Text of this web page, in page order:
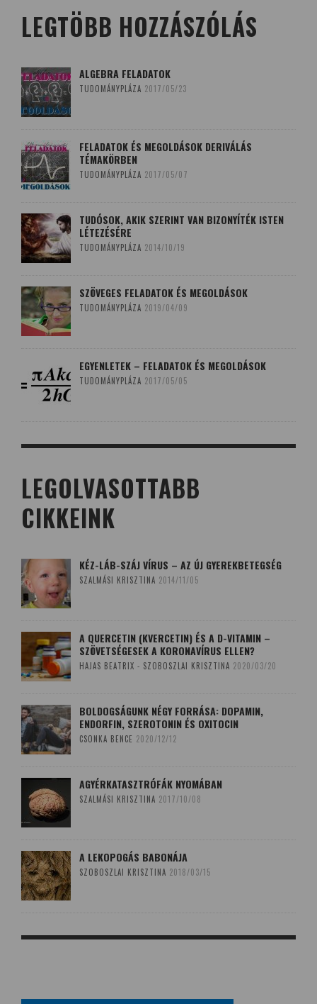
LEGTÖBB HOZZÁSZÓLÁS
ALGEBRA FELADATOK
TUDOMÁNYPLÁZA 2017/05/23
FELADATOK ÉS MEGOLDÁSOK DERIVÁLÁS
TÉMAKÖRBEN
TUDOMÁNYPLÁZA 2017/05/07
TUDÓSOK, AKIK SZERINT VAN BIZONYÍTÉK ISTEN
LÉTEZÉSÉRE
TUDOMÁNYPLÁZA 2014/10/19
SZÖVEGES FELADATOK ÉS MEGOLDÁSOK
TUDOMÁNYPLÁZA 2019/04/09
EGYENLETEK – FELADATOK ÉS MEGOLDÁSOK
TUDOMÁNYPLÁZA 2017/05/05
LEGOLVASOTTABB
CIKKEINK
KÉZ-LÁB-SZÁJ VÍRUS – AZ ÚJ GYEREKBETEGSÉG
SZALMÁSI KRISZTINA 2014/11/05
A QUERCETIN (KVERCETIN) ÉS A D-VITAMIN –
SZÖVETSÉGESEK A KORONAVÍRUS ELLEN?
HAJAS BEATRIX - SZOBOSZLAI KRISZTINA 2020/03/20
BOLDOGSÁGUNK NÉGY FORRÁSA: DOPAMIN,
ENDORFIN, SZEROTONIN ÉS OXITOCIN
CSONKA BENCE 2020/12/12
AGYÉRKATASZTRÓFÁK NYOMÁBAN
SZALMÁSI KRISZTINA 2017/10/08
A LEKOPOGÁS BABONÁJA
SZOBOSZLAI KRISZTINA 2018/03/15